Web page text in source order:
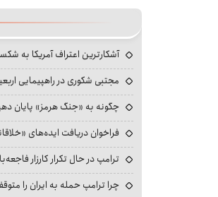
آشکارترین اعتراف آمریکا به
مجتبی شکوری در راهپیمایی
چگونه به «جنگ هرمز» پایان
فراخوان دریافت ایده‌های
ترامپ در حال تکرار کارزار
چرا ترامپ حمله به ایران را